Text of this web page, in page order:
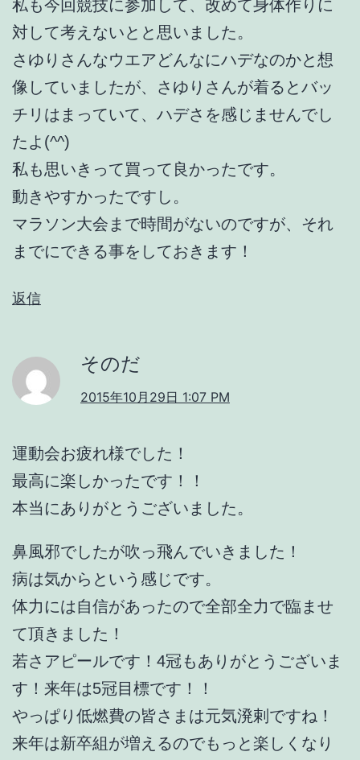
私も今回競技に参加して、改めて身体作りに
対して考えないとと思いました。
さゆりさんなウエアどんなにハデなのかと想
像していましたが、さゆりさんが着るとバッ
チリはまっていて、ハデさを感じませんでし
たよ(^^)
私も思いきって買って良かったです。
動きやすかったですし。
マラソン大会まで時間がないのですが、それ
までにできる事をしておきます！
返信
そのだ
2015年10月29日 1:07 PM
運動会お疲れ様でした！
最高に楽しかったです！！
本当にありがとうございました。
鼻風邪でしたが吹っ飛んでいきました！
病は気からという感じです。
体力には自信があったので全部全力で臨ませ
て頂きました！
若さアピールです！4冠もありがとうございま
す！来年は5冠目標です！！
やっぱり低燃費の皆さまは元気溌剌ですね！
来年は新卒組が増えるのでもっと楽しくなり